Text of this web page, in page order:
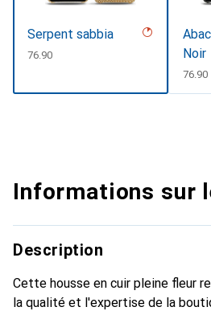
Serpent sabbia
CHF
76.90
Noir
CHF
76.90
Informations sur
Description
Cette housse en cuir pleine fleur
la qualité et l'expertise de la